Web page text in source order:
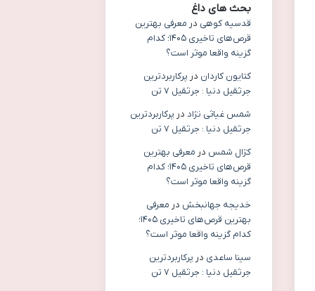
بحث های داغ
قدسیه کوهی در معرفی بهترین
قرص‌های تاخیری ۱۴۰۵؛ کدام
گزینه واقعا موثر است؟
کتایون کاردان در پرکاربردترین
جرثقیل دنیا : جرثقیل ۷ تن
شمس غیاثی نژاد در پرکاربردترین
جرثقیل دنیا : جرثقیل ۷ تن
کژال شمس در معرفی بهترین
قرص‌های تاخیری ۱۴۰۵؛ کدام
گزینه واقعا موثر است؟
خدیجه جهانبخش در معرفی
بهترین قرص‌های تاخیری ۱۴۰۵؛
کدام گزینه واقعا موثر است؟
سینا ساعدی در پرکاربردترین
جرثقیل دنیا : جرثقیل ۷ تن